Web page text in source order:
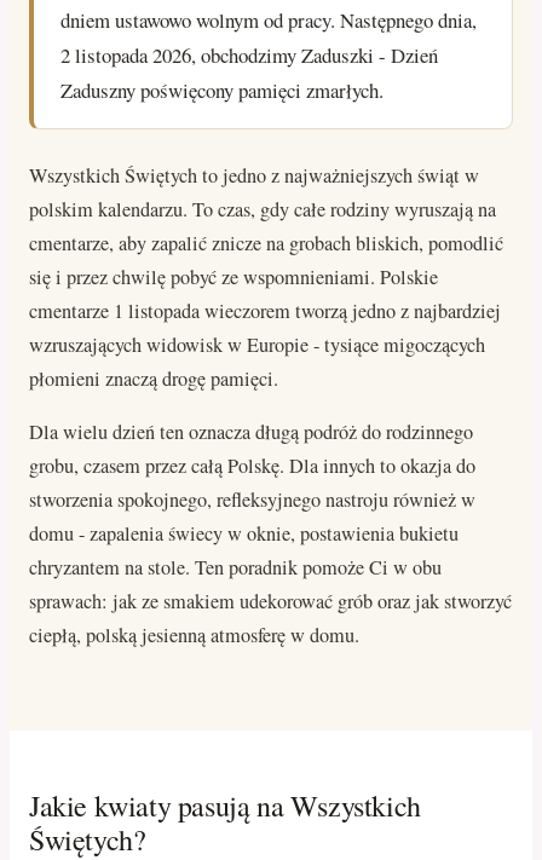
dniem ustawowo wolnym od pracy. Następnego dnia,
2 listopada 2026, obchodzimy Zaduszki - Dzień
Zaduszny poświęcony pamięci zmarłych.
Wszystkich Świętych to jedno z najważniejszych świąt w
polskim kalendarzu. To czas, gdy całe rodziny wyruszają na
cmentarze, aby zapalić znicze na grobach bliskich, pomodlić
się i przez chwilę pobyć ze wspomnieniami. Polskie
cmentarze 1 listopada wieczorem tworzą jedno z najbardziej
wzruszających widowisk w Europie - tysiące migoczących
płomieni znaczą drogę pamięci.
Dla wielu dzień ten oznacza długą podróż do rodzinnego
grobu, czasem przez całą Polskę. Dla innych to okazja do
stworzenia spokojnego, refleksyjnego nastroju również w
domu - zapalenia świecy w oknie, postawienia bukietu
chryzantem na stole. Ten poradnik pomoże Ci w obu
sprawach: jak ze smakiem udekorować grób oraz jak stworzyć
ciepłą, polską jesienną atmosferę w domu.
Jakie kwiaty pasują na Wszystkich
Świętych?